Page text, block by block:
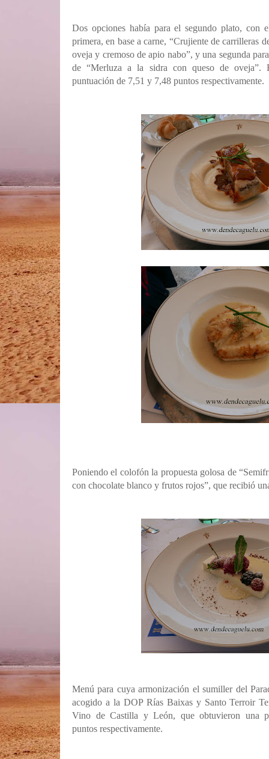
Dos opciones había para el segundo plato, con
primera, en base a carne, “Crujiente de carrilleras
oveja y cremoso de apio nabo”, y una segunda
de “Merluza a la sidra con queso de oveja”.
puntuación de 7,51 y 7,48 puntos respectivamente.
Poniendo el colofón la propuesta golosa de
con chocolate blanco y frutos rojos”, que recibió
Menú para cuya armonización el sumiller del
acogido a la DOP Rías Baixas y Santo Terroir
Vino de Castilla y León, que obtuvieron una
puntos respectivamente.